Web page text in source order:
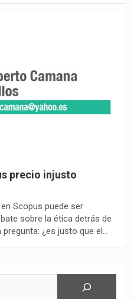
precio injusto
Scopus puede ser
sobre la ética detrás de
¿es justo que el…